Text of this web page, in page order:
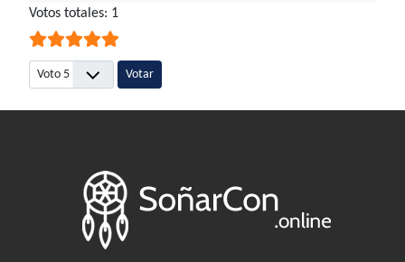
Ratio:5/5
Votos totales: 1
Por favor, vote